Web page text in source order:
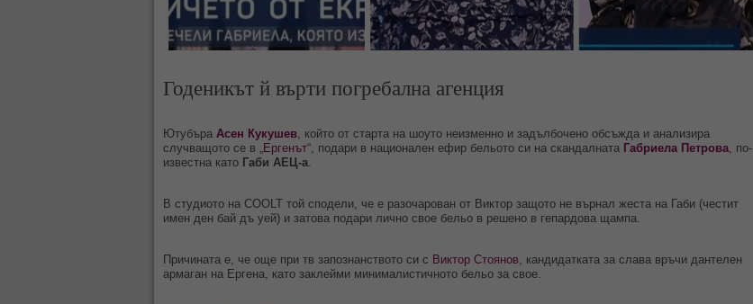
Годеникът й върти погребална агенция
Ютубъра Асен Кукушев, който от старта на шоуто неизменно и задълбочено обсъжда и анализира
случващото се в „Ергенът“, подари в национален ефир бельото си на скандалната Габриела Петрова, по-
известна като Габи АЕЦ-а.
В студиото на COOLT той сподели, че е разочарован от Виктор защото не върнал жеста на Габи (честит
имен ден бай дъ уей) и затова подари лично свое бельо в решено в гепардова щампа.
Причината е, че още при тв запознанството си с Виктор Стоянов, кандидатката за слава връчи дантелен
армаган на Ергена, като заклейми минималистичното бельо за свое.